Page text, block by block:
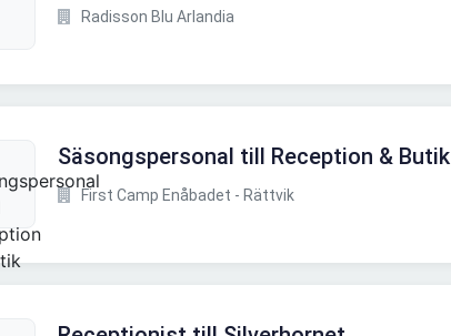
Radisson Blu Arlandia
Säsongspersonal till Reception & Butik
First Camp Enåbadet - Rättvik